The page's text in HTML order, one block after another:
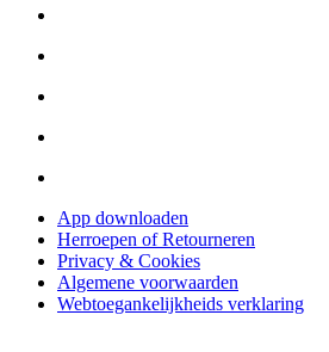
App downloaden
Herroepen of Retourneren
Privacy & Cookies
Algemene voorwaarden
Webtoegankelijkheids verklaring